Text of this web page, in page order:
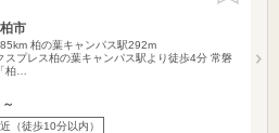
市
柏の葉キャンパス駅292m
スプレス柏の葉キャンパス駅より徒歩4分 常磐
柏…
（徒歩10分以内）